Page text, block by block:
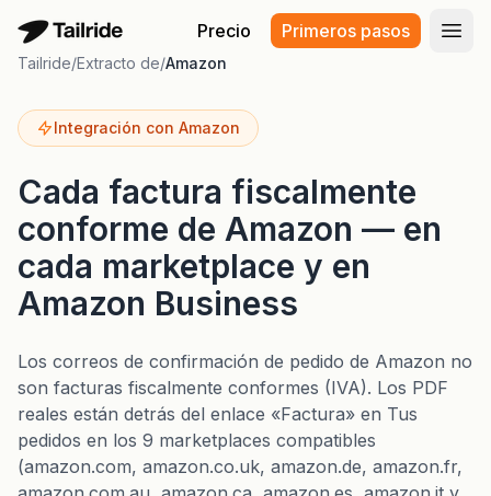
Precio Primeros pasos
Tailride/Extracto de/Amazon
Integración con Amazon
Cada factura fiscalmente
conforme de Amazon — en
cada marketplace y en
Amazon Business
Los correos de confirmación de pedido de Amazon no
son facturas fiscalmente conformes (IVA). Los PDF
reales están detrás del enlace «Factura» en Tus
pedidos en los 9 marketplaces compatibles
(amazon.com, amazon.co.uk, amazon.de, amazon.fr,